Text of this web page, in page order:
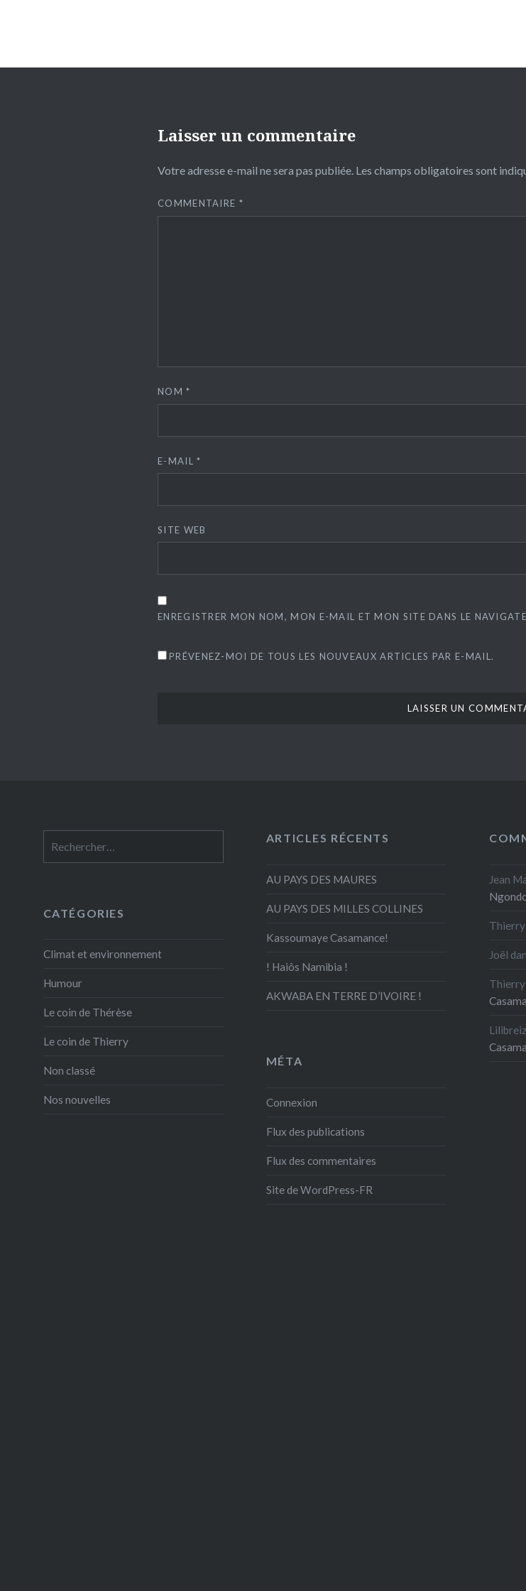
Laisser un commentaire
Votre adresse e-mail ne sera pas publiée. Les champs obligatoires sont
COMMENTAIRE *
NOM*
E-MAIL*
SITE WEB
ENREGISTRER MON NOM, MON E-MAIL ET MON SITE DANS LE
PRÉVENEZ-MOI DE TOUS LES NOUVEAUX ARTICLES PAR E-MAIL.
ARTICLES RÉCENTS
AU PAYS DES MAURES
AU PAYS DES MILLES COLLINES
Kassoumaye Casamance!
! Haiôs Namibia !
AKWABA EN TERRE D’IVOIRE !
Jean
Thierry
Joël
Thierry
CATÉGORIES
Climat et environnement
Humour
Le coin de Thérèse
Le coin de Thierry
Non classé
Nos nouvelles
MÉTA
Connexion
Flux des publications
Flux des commentaires
Site de WordPress-FR